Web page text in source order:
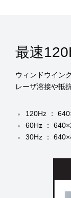
最速
ウィンドウイン
レーザ溶接や抵
120Hz ：
60Hz ：
30Hz ：